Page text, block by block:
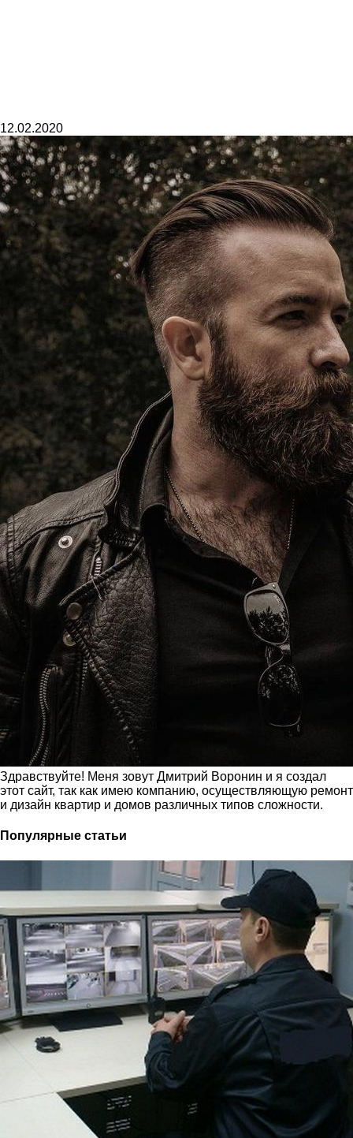
12.02.2020
Здравствуйте! Меня зовут Дмитрий Воронин и я создал
этот сайт, так как имею компанию, осуществляющую ремонт
и дизайн квартир и домов различных типов сложности.
Популярные статьи